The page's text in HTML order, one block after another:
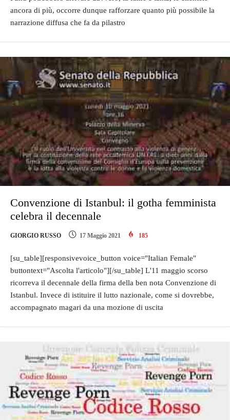
ancora di più, occorre dunque rafforzare quanto più possibile la
narrazione diffusa che fa da pilastro
Convenzione di Istanbul: il gotha femminista
celebra il decennale
GIORGIO RUSSO 17 Maggio 2021 185
[su_table][responsivevoice_button voice="Italian Female"
buttontext="Ascolta l'articolo"][/su_table] L'11 maggio scorso
ricorreva il decennale della firma della ben nota Convenzione di
Istanbul. Invece di istituire il lutto nazionale, come si dovrebbe,
accompagnato magari da una mozione di uscita